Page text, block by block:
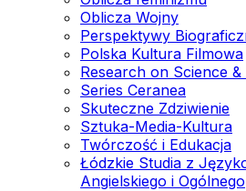
Oblicza Wojny
Perspektywy
Polska Kultura Filmowa
Research on Science
Series Ceranea
Skuteczne Zdziwienie
Sztuka-Media-Kultura
Twórczość i Edukacja
Łódzkie Studia z
Angielskiego i Ogólnego